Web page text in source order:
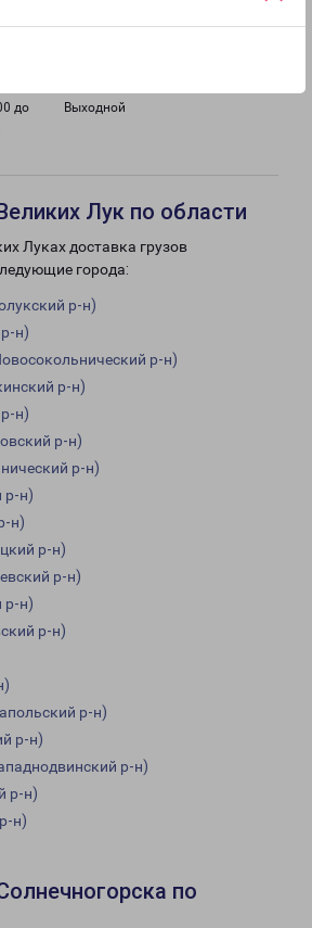
до
Выходной
Лук по области
Луках доставка грузов
города:
р-н)
н)
р-н)
р-н)
н)
р-н)
р-н)
р-н)
н)
р-н)
р-н)
р-н)
р-н)
р-н)
р-н)
р-н)
р-н)
н)
по